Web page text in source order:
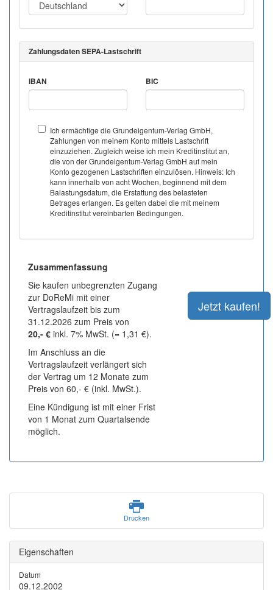
Zahlungsdaten SEPA-Lastschrift
IBAN BIC
Ich ermächtige die Grundeigentum-Verlag GmbH,
Zahlungen von meinem Konto mittels Lastschrift
einzuziehen. Zugleich weise ich mein Kreditinstitut an,
die von der Grundeigentum-Verlag GmbH auf mein
Konto gezogenen Lastschriften einzulösen. Hinweis: Ich
kann innerhalb von acht Wochen, beginnend mit dem
Balastungsdatum, die Erstattung des belasteten
Betrages erlangen. Es gelten dabei die mit meinem
Kreditinstitut vereinbarten Bedingungen.
Zusammenfassung
Sie kaufen unbegrenzten Zugang
zur DoReMi mit einer
Vertragslaufzeit bis zum
31.12.2026 zum Preis von
20,- € inkl. 7% MwSt. (= 1,31 €).
Im Anschluss an die
Vertragslaufzeit verlängert sich
der Vertrag um 12 Monate zum
Preis von 60,- € (inkl. MwSt.).
Eine Kündigung ist mit einer Frist
von 1 Monat zum Quartalsende
möglich.
Drucken
Eigenschaften
Datum
09.12.2002